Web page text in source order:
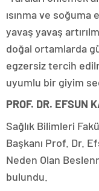
ısınma ve
yavaş yavaş
doğal ortamlarda
egzersiz tercih
uyumlu bir giyim
PROF. DR. EFSUN
Sağlık Bilimleri
Başkanı Prof. Dr.
Neden Olan
bulundu.